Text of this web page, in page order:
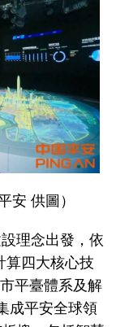
供圖）
理念出發，依
算四大核心技
平臺體系及解
成平安全球領